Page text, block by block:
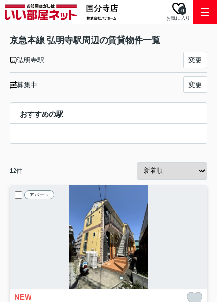
お気に入り
0
京急本線 弘明寺駅周辺の賃貸物件一覧
弘明寺駅 変更
募集中 変更
おすすめの駅
12件
アパート
NEW